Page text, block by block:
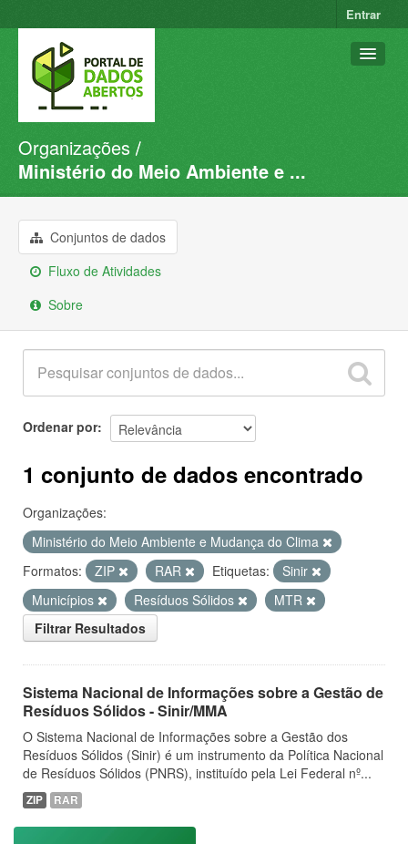
Entrar
Conjuntos de dados
Organizações
Sobre
Organizações
Ministério do Meio Ambiente e ...
Conjuntos de dados
Fluxo de Atividades
Sobre
Ordenar por
1 conjunto de dados encontrado
Organizações:
Ministério do Meio Ambiente e Mudança do Clima
Formatos:
ZIP RAR Etiquetas:
Sinir
Municípios
Resíduos Sólidos
MTR
Filtrar Resultados
Sistema Nacional de Informações sobre a Gestão de
Resíduos Sólidos - Sinir/MMA
O Sistema Nacional de Informações sobre a Gestão dos
Resíduos Sólidos (Sinir) é um instrumento da Política Nacional
de Resíduos Sólidos (PNRS), instituído pela Lei Federal nº...
ZIP RAR